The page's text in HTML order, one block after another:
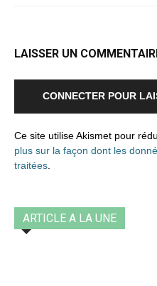
LAISSER UN
CONNECTER POUR
Ce site utilise Akismet pour
plus sur la façon dont les
traitées
ARTICLE A LA UNE